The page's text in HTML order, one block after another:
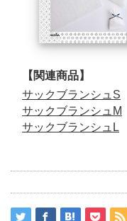
【関連商品】
サックブランシュS
サックブランシュM
サックブランシュL